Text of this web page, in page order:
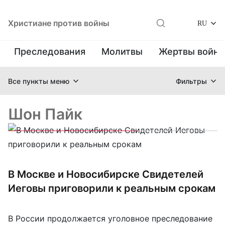
Христиане против войны RU
Преследования Молитвы Жертвы
Все пункты меню Фильтры
Шон Пайк
В Москве и Новосибирске Свидетелей
Иеговы приговорили к реальным срокам
В России продолжается уголовное преследование